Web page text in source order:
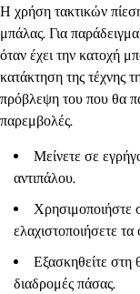
Η χρήση τακτικών
μπάλας. Για
όταν έχει την κατοχή
κατάκτηση της τέχνης
πρόβλεψη του που θα
παρεμβολές.
Μείνετε σε
αντιπάλου.
Χρησιμοποιήστε
ελαχιστοποιήσετε
Εξασκηθείτε στη
διαδρομές πάσας.